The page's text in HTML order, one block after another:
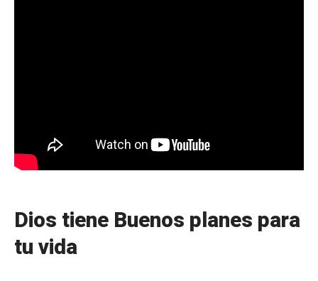
Dios tiene Buenos planes para
tu vida